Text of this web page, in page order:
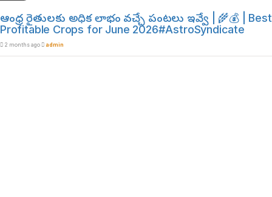
ఆంధ్ర రైతులకు అధిక లాభం వచ్చే పంటలు ఇవ్వే | 🌾💰 | Best
Profitable Crops for June 2026#AstroSyndicate
2 months ago admin